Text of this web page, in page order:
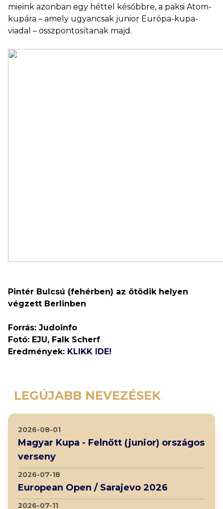
mieink azonban egy héttel későbbre, a paksi Atom-
kupára – amely ugyancsak junior Európa-kupa-
viadal – összpontosítanak majd.
Pintér Bulcsú (fehérben) az ötödik helyen
végzett Berlinben
Forrás: Judoinfo
Fotó: EJU, Falk Scherf
Eredmények: KLIKK IDE!
LEGÚJABB NEVEZÉSEK
2026-08-01
Magyar Kupa - Felnőtt (junior) országos
verseny
2026-07-18
European Open / Sarajevo 2026
2026-07-11